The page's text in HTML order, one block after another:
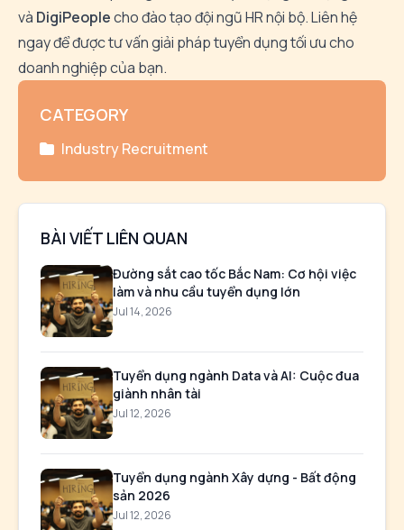
và DigiPeoplecho đào tạo đội ngũ HR nội bộ. Liên hệ
ngay để được tư vấn giải pháp tuyển dụng tối ưu cho
doanh nghiệp của bạn.
CATEGORY
Industry Recruitment
BÀI VIẾT LIÊN QUAN
Đường sắt cao tốc Bắc Nam: Cơ hội việc
làm và nhu cầu tuyển dụng lớn
Jul 14, 2026
Tuyển dụng ngành Data và AI: Cuộc đua
giành nhân tài
Jul 12, 2026
Tuyển dụng ngành Xây dựng - Bất động
sản 2026
Jul 12, 2026